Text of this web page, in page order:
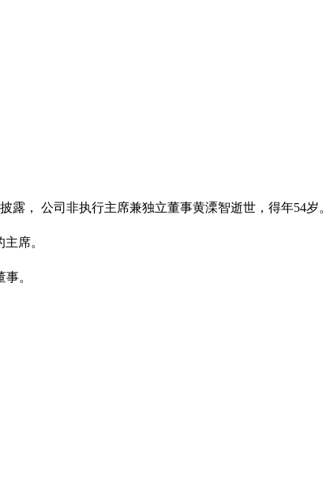
露， 公司非执行主席兼独立董事黄溧智逝世，得年54岁。
席。
。